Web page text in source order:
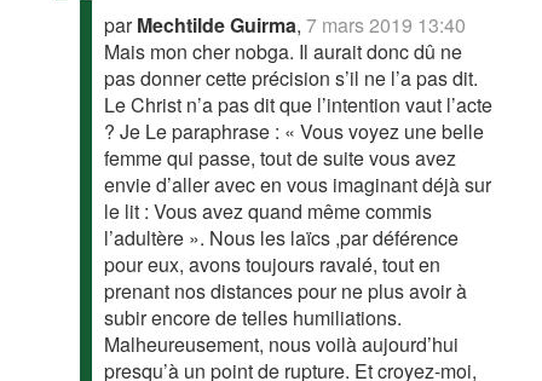
parMechtilde Guirma,7 mars 2019 13:40
Mais mon cher nobga. Il aurait donc dû ne
pas donner cette précision s’il ne l’a pas dit.
Le Christ n’a pas dit que l’intention vaut l’acte
? Je Le paraphrase : « Vous voyez une belle
femme qui passe, tout de suite vous avez
envie d’aller avec en vous imaginant déjà sur
le lit : Vous avez quand même commis
l’adultère ». Nous les laïcs ,par déférence
pour eux, avons toujours ravalé, tout en
prenant nos distances pour ne plus avoir à
subir encore de telles humiliations.
Malheureusement, nous voilà aujourd’hui
presqu’à un point de rupture. Et croyez-moi,